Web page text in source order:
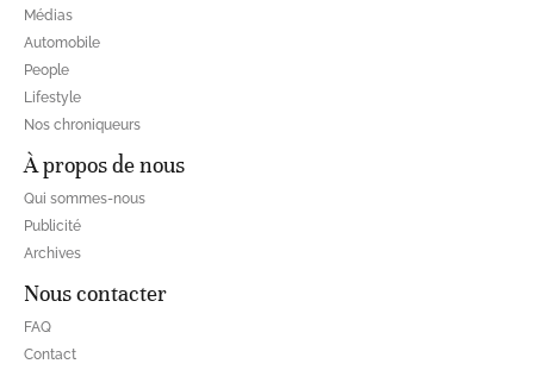
Médias
Automobile
People
Lifestyle
Nos chroniqueurs
À propos de nous
Qui sommes-nous
Publicité
Archives
Nous contacter
FAQ
Contact